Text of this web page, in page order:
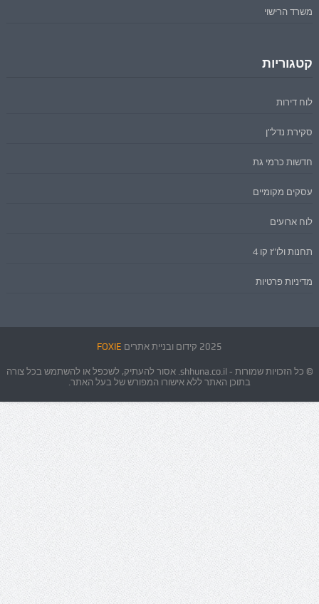
משרד הרישוי
קטגוריות
לוח דירות
סקירת נדל"ן
חדשות כרמי גת
עסקים מקומיים
לוח ארועים
תחנות ולו"ז קו 4
מדיניות פרטיות
2025 קידום ובניית אתרים FOXIE
© כל הזכויות שמורות - shhuna.co.il. אסור להעתיק, לשכפל או להשתמש בכל צורה
בתוכן האתר ללא אישורו המפורש של בעל האתר.